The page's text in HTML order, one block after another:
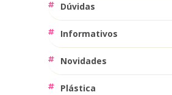
Dúvidas
Informativos
Novidades
Plástica